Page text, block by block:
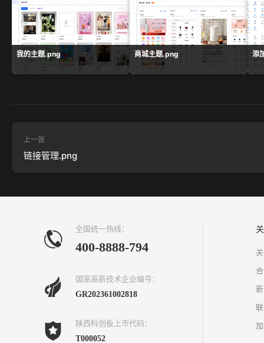
我的主题.png 商城主题.png 添
上一张
链接管理.png
全国统一热线：
400-8888-794
国家高新技术企业编号：
GR202361002818
陕西科创板上市代码：
T000052